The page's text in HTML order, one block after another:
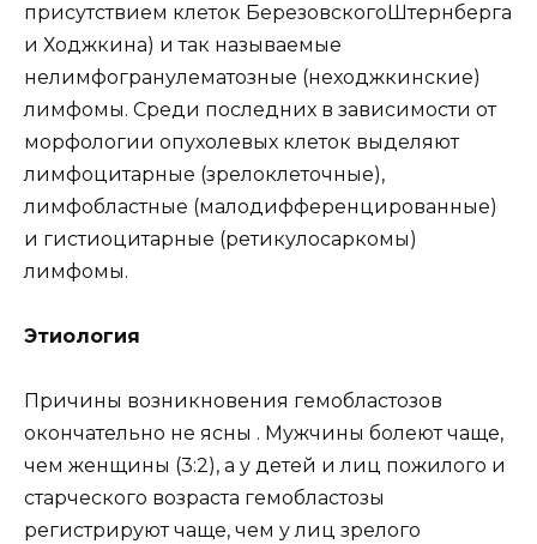
присутствием клеток БерезовскогоШтернберга
и Ходжкина) и так называемые
нелимфогранулематозные (неходжкинские)
лимфомы. Среди последних в зависимости от
морфологии опухолевых клеток выделяют
лимфоцитарные (зрелоклеточные),
лимфобластные (малодифференцированные)
и гистиоцитарные (ретикулосаркомы)
лимфомы.
Этиология
Причины возникновения гемобластозов
окончательно не ясны . Мужчины болеют чаще,
чем женщины (3:2), а у детей и лиц пожилого и
старческого возраста гемобластозы
регистрируют чаще, чем у лиц зрелого